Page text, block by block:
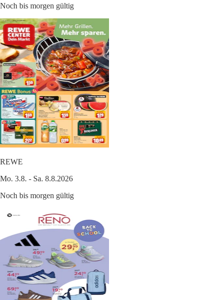
Noch bis morgen gültig
REWE
Mo. 3.8. - Sa. 8.8.2026
Noch bis morgen gültig